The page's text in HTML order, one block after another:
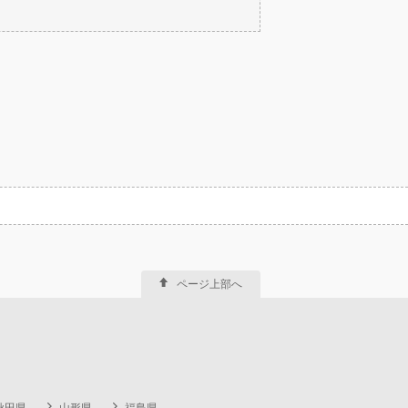
ページ上部へ